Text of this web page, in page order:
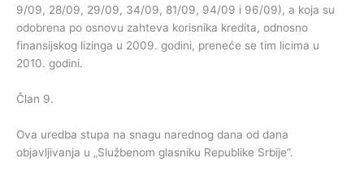
9/09, 28/09, 29/09, 34/09, 81/09, 94/09 i 96/09), a koja su
odobrena po osnovu zahteva korisnika kredita, odnosno
finansijskog lizinga u 2009. godini, preneće se tim licima u
2010. godini.
Član 9.
Ova uredba stupa na snagu narednog dana od dana
objavljivanja u „Službenom glasniku Republike Srbije”.